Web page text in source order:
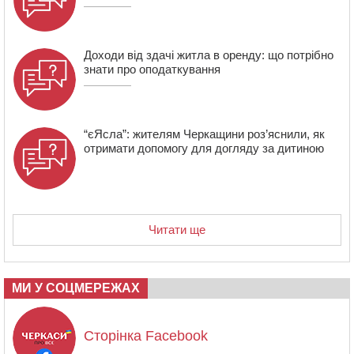
загиблих воїнів
Доходи від здачі житла в оренду: що потрібно
знати про оподаткування
“єЯсла”: жителям Черкащини роз’яснили, як
отримати допомогу для догляду за дитиною
Читати ще
МИ У СОЦМЕРЕЖАХ
Сторінка Facebook